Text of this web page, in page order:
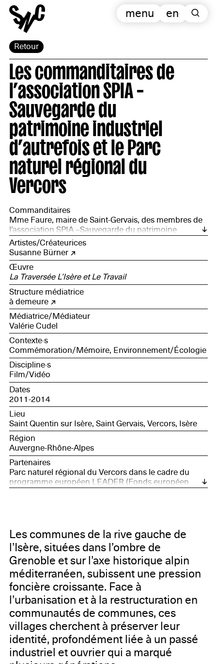
Retour
en
menu
Les commanditaires de
l’association SPIA –
Sauvegarde du
patrimoine industriel
d’autrefois et le Parc
naturel régional du
Vercors
Commanditaires
Mme Faure, maire de Saint-Gervais, des membres de
l’association SPIA –Sauvegarde du patrimoine
industriel d’autrefois et le Parc naturel régional du
Vercors
Artistes/Créateurices
Susanne Bürner
Œuvre
La Traversée L’Isère et Le Travail
Structure médiatrice
à demeure
Médiatrice/Médiateur
Valérie Cudel
Contexte·s
Commémoration/Mémoire, Environnement/Écologie
Discipline·s
Film/Vidéo
Dates
2011-2014
Lieu
Saint Quentin sur Isère, Saint Gervais, Vercors, Isère
Région
Auvergne-Rhône-Alpes
Partenaires
Parc naturel régional du Vercors dans le cadre du
programme européen LEADER (Fonds européen
Les communes de la rive gauche de
l’Isère, situées dans l’ombre de
Grenoble et sur l’axe historique alpin
méditerranéen, subissent une pression
foncière croissante. Face à
l’urbanisation et à la restructuration en
communautés de communes, ces
villages cherchent à préserver leur
identité, profondément liée à un passé
industriel et ouvrier qui a marqué